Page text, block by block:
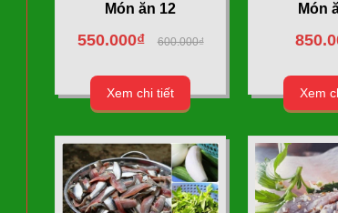
Món ăn 12
550.000₫ 600.000₫
Xem chi tiết
Món
Xem